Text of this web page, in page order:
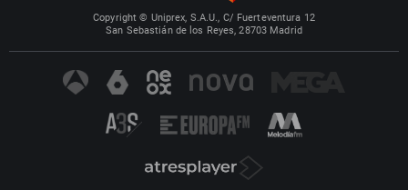
Copyright © Uniprex, S.A.U., C/ Fuerteventura 12
San Sebastián de los Reyes, 28703 Madrid